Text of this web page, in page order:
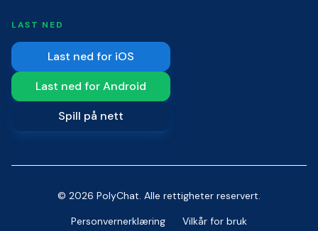
LAST NED
Last ned for iOS
Last ned for Android
Spill på nett
© 2026 PolyChat. Alle rettigheter reservert.
Personvernerklæring
Vilkår for bruk